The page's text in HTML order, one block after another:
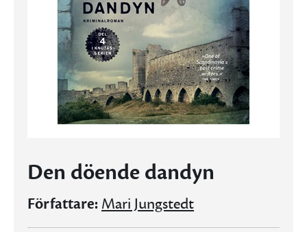
Den döende dandyn
Författare: Mari Jungstedt